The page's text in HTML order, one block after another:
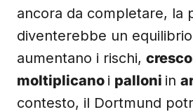
ancora da completare, la
diventerebbe un
aumentano i rischi,
moltiplicano i palloni in
contesto, il Dortmund